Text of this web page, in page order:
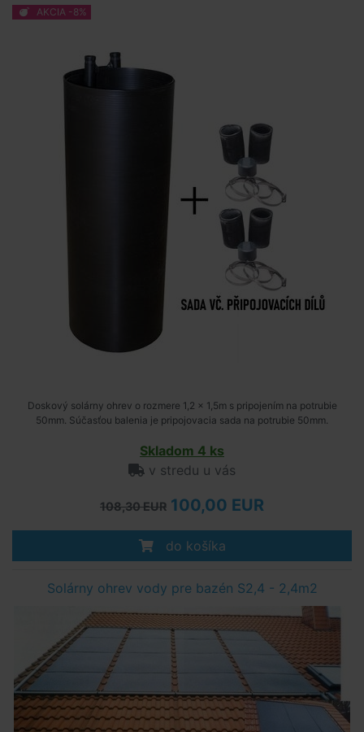
AKCIA -8%
Doskový solárny ohrev o rozmere 1,2 x 1,5m s pripojením na potrubie
50mm. Súčasťou balenia je pripojovacia sada na potrubie 50mm.
Skladom 4 ks
v stredu u vás
108,30 EUR 100,00 EUR
do košíka
Solárny ohrev vody pre bazén S2,4 - 2,4m2